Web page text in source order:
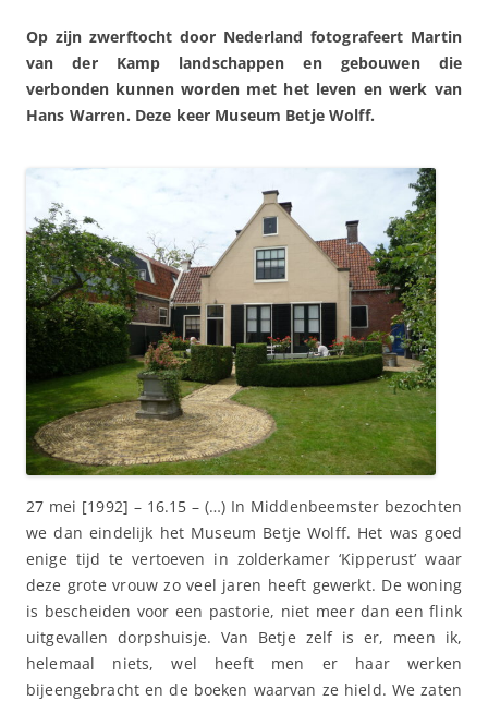
Op zijn zwerftocht door Nederland fotografeert Martin
van der Kamp landschappen en gebouwen die
verbonden kunnen worden met het leven en werk van
Hans Warren. Deze keer Museum Betje Wolff.
27 mei [1992] – 16.15 – (…) In Middenbeemster bezochten
we dan eindelijk het Museum Betje Wolff. Het was goed
enige tijd te vertoeven in zolderkamer ‘Kipperust’ waar
deze grote vrouw zo veel jaren heeft gewerkt. De woning
is bescheiden voor een pastorie, niet meer dan een flink
uitgevallen dorpshuisje. Van Betje zelf is er, meen ik,
helemaal niets, wel heeft men er haar werken
bijeengebracht en de boeken waarvan ze hield. We zaten